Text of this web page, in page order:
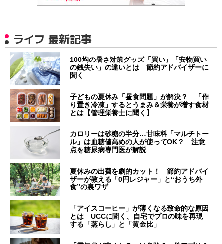
ライフ 最新記事
100均の暑さ対策グッズ「買い」「安物買い
の銭失い」の違いとは 節約アドバイザーに
聞く
子どもの夏休み「昼食問題」が解決？ 「作
り置き冷凍」するとうまみ＆栄養が増す食材
とは【管理栄養士に聞く】
カロリーは砂糖の半分…甘味料「マルチトー
ル」は血糖値高めの人が使ってOK？ 注意
点を糖尿病専門医が解説
夏休みの出費を劇的カット！ 節約アドバイ
ザーが教える「0円レジャー」と“おうち外
食”の裏ワザ
「アイスコーヒー」が薄くなる致命的な原因
とは UCCに聞く、自宅でプロの味を再現
する「蒸らし」と「黄金比」